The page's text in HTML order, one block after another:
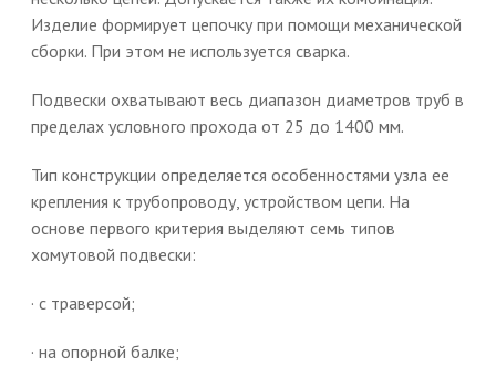
Изделие формирует цепочку при помощи механической
сборки. При этом не используется сварка.
Подвески охватывают весь диапазон диаметров труб в
пределах условного прохода от 25 до 1400 мм.
Тип конструкции определяется особенностями узла ее
крепления к трубопроводу, устройством цепи. На
основе первого критерия выделяют семь типов
хомутовой подвески:
· с траверсой;
· на опорной балке;